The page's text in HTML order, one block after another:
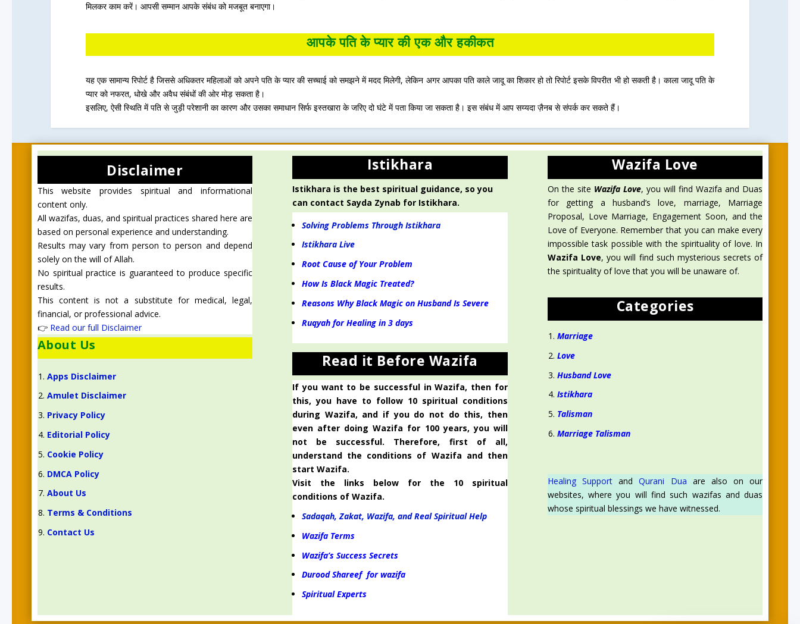
मिलकर काम करें। आपसी सम्मान आपके संबंध को मजबूत बनाएगा।
आपके पति के प्यार की एक और हकीकत
यह एक सामान्य रिपोर्ट है जिससे अधिकतर महिलाओं को अपने पति के प्यार की सच्चाई को समझने में मदद मिलेगी, लेकिन अगर आपका पति काले जादू का शिकार हो तो रिपोर्ट इसके विपरीत भी हो सकती है। काला जादू पति के
प्यार को नफरत, धोखे और अवैध संबंधों की ओर मोड़ सकता है।
इसलिए, ऐसी स्थिति में पति से जुड़ी परेशानी का कारण और उसका समाधान सिर्फ इस्तखारा के जरिए दो घंटे में पता किया जा सकता है। इस संबंध में आप सय्यदा ज़ैनब से संपर्क कर सकते हैं।
Disclaimer
This website provides spiritual and informational
content only.
All wazifas, duas, and spiritual practices shared here are
based on personal experience and understanding.
Results may vary from person to person and depend
solely on the will of Allah.
No spiritual practice is guaranteed to produce specific
results.
This content is not a substitute for medical, legal,
financial, or professional advice.
👉 Read our full Disclaimer
About Us
Apps Disclaimer
Amulet Disclaimer
Privacy Policy
Editorial Policy
Cookie Policy
DMCA Policy
About Us
Terms & Conditions
Contact Us
Istikhara
Istikhara is the best spiritual guidance, so you
can contact Sayda Zynab for Istikhara.
Solving Problems Through Istikhara
Istikhara Live
Root Cause of Your Problem
How Is Black Magic Treated?
Reasons Why Black Magic on Husband Is Severe
Ruqyah for Healing in 3 days
Read it Before Wazifa
If you want to be successful in Wazifa, then for
this, you have to follow 10 spiritual conditions
during Wazifa, and if you do not do this, then
even after doing Wazifa for 100 years, you will
not be successful. Therefore, first of all,
understand the conditions of Wazifa and then
start Wazifa.
Visit the links below for the 10 spiritual
conditions of Wazifa.
Sadaqah, Zakat, Wazifa, and Real Spiritual Help
Wazifa Terms
Wazifa’s Success Secrets
Durood Shareef for wazifa
Spiritual Experts
Wazifa Love
On the site Wazifa Love, you will find Wazifa and Duas
for getting a husband’s love, marriage, Marriage
Proposal, Love Marriage, Engagement Soon, and the
Love of Everyone. Remember that you can make every
impossible task possible with the spirituality of love. In
Wazifa Love, you will find such mysterious secrets of
the spirituality of love that you will be unaware of.
Categories
Marriage
Love
Husband Love
Istikhara
Talisman
Marriage Talisman
Healing SupportandQurani Dua are also on our
websites, where you will find such wazifas and duas
whose spiritual blessings we have witnessed.